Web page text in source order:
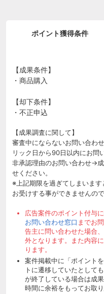
ポイント獲得条件
【成果条件】
・商品購入
【却下条件】
・不正申込
【成果調査に関して】
審査中にならないお問い合わ
リック日から90日以内にお問
非承認理由のお問い合わせ→
せください。
※上記期限を過ぎてしまいま
お受けする事ができませんの
広告案件のポイント付与
お問い合わせ窓口 までお
告主に問い合わせた場合
外となります。また内容
ります。
案件掲載中に「ポイント
トに遷移していたとして
が終了している場合は成
時間に余裕をもってお取り